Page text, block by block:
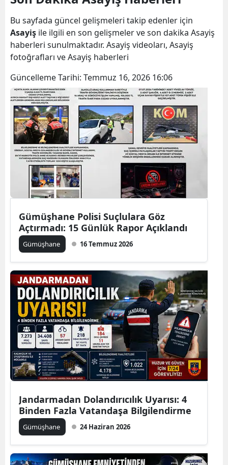
Bingöl
Bitlis
Bolu
Burdur
Bursa
Çanakkale
Çankırı
Çorum
Denizli
Diyarbakır
Edirne
Elazığ
Erzincan
Erzurum
Eskişehir
Gaziantep
Giresun
Hakkari
Hatay
Bu sayfada güncel gelişmeleri takip edenler için
Asayiş ile ilgili en son gelişmeler ve son dakika Asayiş
haberleri sunulmaktadır. Asayiş videoları, Asayiş
fotoğrafları ve Asayiş haberleri
Güncelleme Tarihi: Temmuz 16, 2026 16:06
Gümüşhane Polisi Suçlulara Göz
Açtırmadı: 15 Günlük Rapor Açıklandı
Gümüşhane 16 Temmuz 2026
Jandarmadan Dolandırıcılık Uyarısı: 4
Binden Fazla Vatandaşa Bilgilendirme
Gümüşhane 24 Haziran 2026